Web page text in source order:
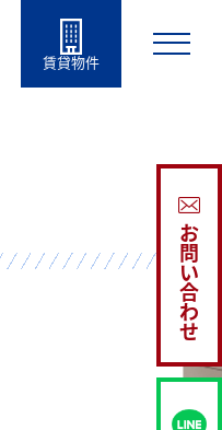
賃貸物件
お
問
い
合
わ
せ